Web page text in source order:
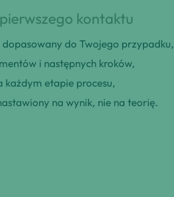
kontaktu
dopasowany do Twojego przypadku,
i następnych kroków,
każdym etapie procesu,
na wynik, nie na teorię.